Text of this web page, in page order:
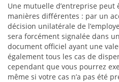
Une mutuelle d’entreprise
manières différentes : par un
décision unilatérale de
sera forcément signalée dans
document officiel ayant une
également tous les cas de
cependant que vous pourrez
même si votre cas n’a pas été